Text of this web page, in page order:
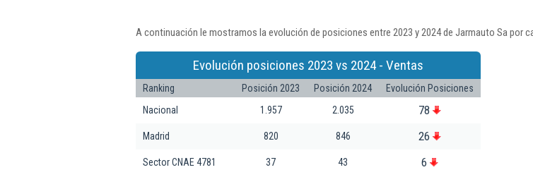
A continuación le mostramos la evolución de posiciones entre 2023 y 2024 de Jarmauto Sa por
Evolución posiciones 2023 vs 2024 - Ventas
Ranking Posición 2023 Posición 2024
Evolución Posiciones
Nacional
1.957 2.035 78
Madrid 820 846 26
Sector CNAE 4781 37 43 6